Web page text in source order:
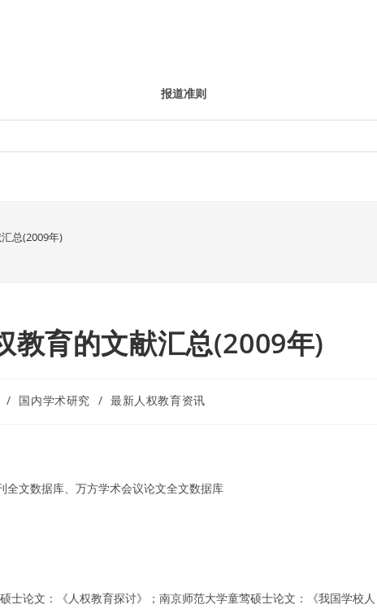
报道准则
总(2009年)
教育的文献汇总(2009年)
/ 国内学术研究 / 最新人权教育资讯
全文数据库、万方学术会议论文全文数据库
士论文：《人权教育探讨》；南京师范大学童莺硕士论文：《我国学校人